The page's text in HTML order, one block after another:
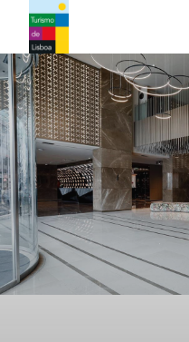
Logo do Turismo de